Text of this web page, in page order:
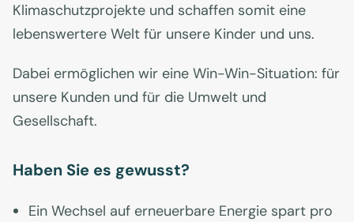
Klimaschutzprojekte und schaffen somit eine
lebenswertere Welt für unsere Kinder und uns.
Dabei ermöglichen wir eine Win-Win-Situation: für
unsere Kunden und für die Umwelt und
Gesellschaft.
Haben Sie es gewusst?
Ein Wechsel auf erneuerbare Energie spart pro